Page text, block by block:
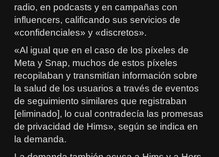
radio, en podcasts y en campañas con
influencers, calificando sus servicios de
«confidenciales» y «discretos».
«Al igual que en el caso de los píxeles de
Meta y Snap, muchos de estos píxeles
recopilaban y transmitían información sobre
la salud de los usuarios a través de eventos
de seguimiento similares que registraban
[eliminado], lo cual contradecía las promesas
de privacidad de Hims», según se indica en
la demanda.